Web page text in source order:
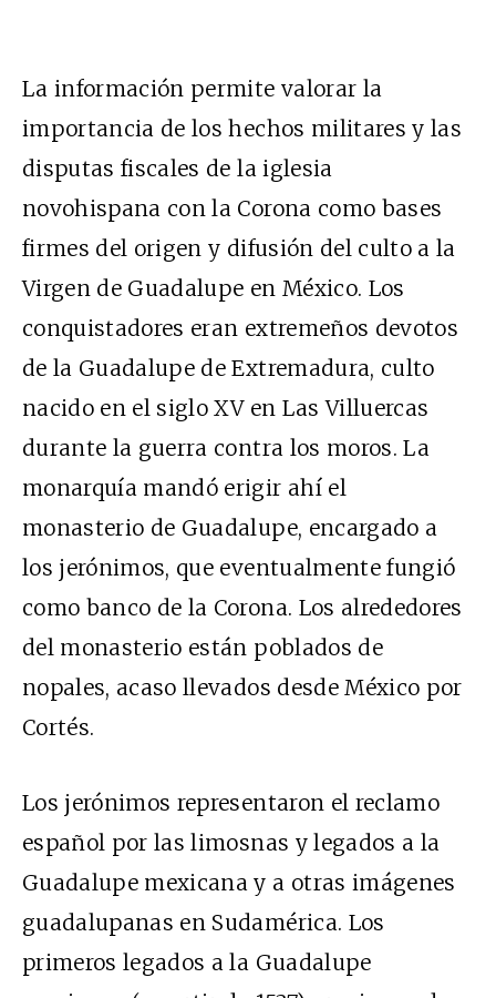
La información permite valorar la
importancia de los hechos militares y las
disputas fiscales de la iglesia
novohispana con la Corona como bases
firmes del origen y difusión del culto a la
Virgen de Guadalupe en México. Los
conquistadores eran extremeños devotos
de la Guadalupe de Extremadura, culto
nacido en el siglo XV en Las Villuercas
durante la guerra contra los moros. La
monarquía mandó erigir ahí el
monasterio de Guadalupe, encargado a
los jerónimos, que eventualmente fungió
como banco de la Corona. Los alrededores
del monasterio están poblados de
nopales, acaso llevados desde México por
Cortés.
Los jerónimos representaron el reclamo
español por las limosnas y legados a la
Guadalupe mexicana y a otras imágenes
guadalupanas en Sudamérica. Los
primeros legados a la Guadalupe